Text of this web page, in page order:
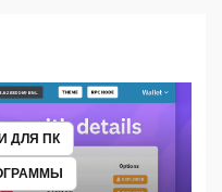
ДЛЯ ПК